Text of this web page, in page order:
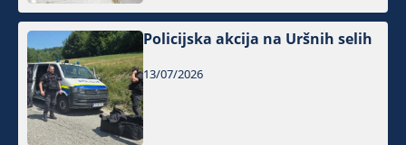
Policijska akcija na Uršnih selih
13/07/2026